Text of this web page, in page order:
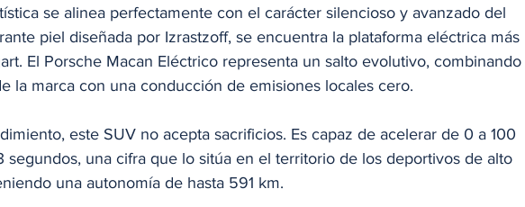
se alinea perfectamente con el carácter silencioso y avanzado del
piel diseñada por Izrastzoff, se encuentra la plataforma eléctrica más
El Porsche Macan Eléctrico representa un salto evolutivo, combinando
la marca con una conducción de emisiones locales cero.
este SUV no acepta sacrificios. Es capaz de acelerar de 0 a 100
segundos, una cifra que lo sitúa en el territorio de los deportivos de alto
una autonomía de hasta 591 km.